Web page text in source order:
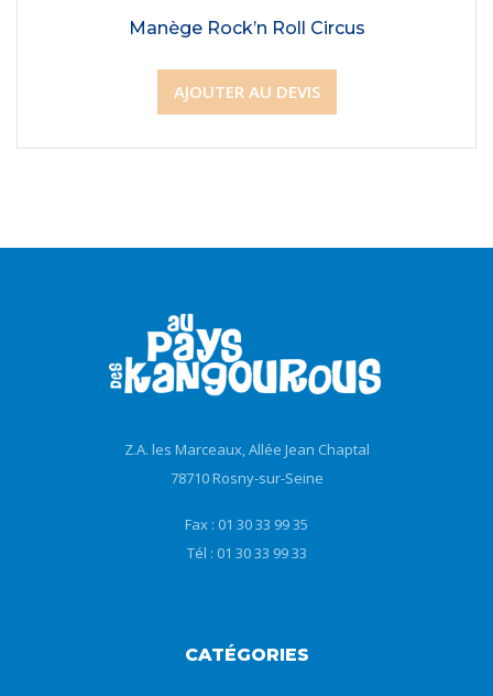
Manège Rock’n Roll Circus
AJOUTER AU DEVIS
Z.A. les Marceaux, Allée Jean Chaptal
78710 Rosny-sur-Seine
Fax : 01 30 33 99 35
Tél : 01 30 33 99 33
CATÉGORIES